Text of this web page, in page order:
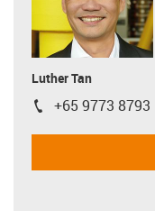
Luther Tan
igus-icon-phone
+65 9773 8793